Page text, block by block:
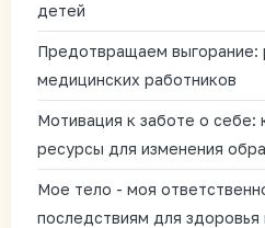
детей
Предотвращаем выгорание:
медицинских работников
Мотивация к заботе о себе:
ресурсы для изменения
Мое тело - моя
последствиям для